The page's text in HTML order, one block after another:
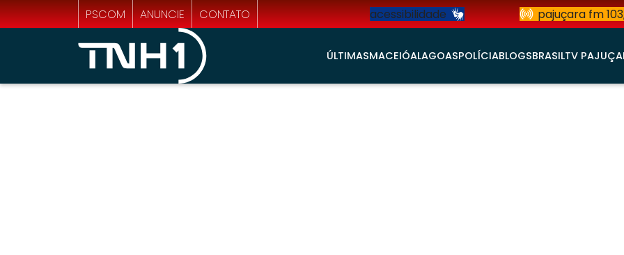
PSCOM ANUNCIE CONTATO acessibilidade pajuçara fm
ÚLTIMASMACEIÓALAGOASPOLÍCIABLOGSBRASILTV